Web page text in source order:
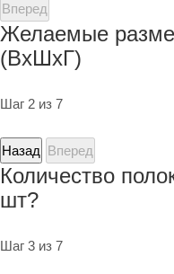
Вперед
Желаемые
(ВхШхГ)
Шаг 2 из 7
Назад Вперед
Количество
шт?
Шаг 3 из 7